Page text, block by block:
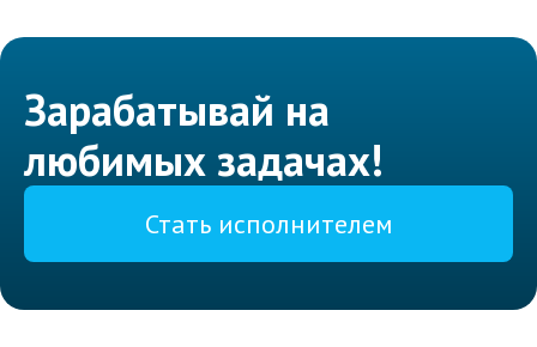
Зарабатывай на
любимых задачах!
Стать исполнителем